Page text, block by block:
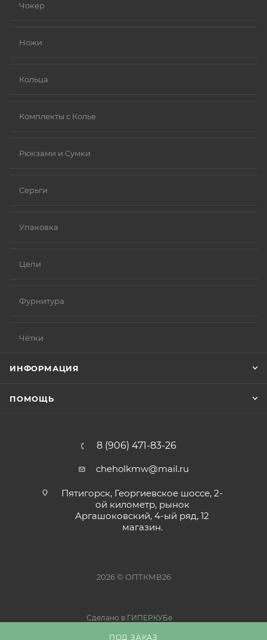
ПОД ЗАКАЗ
Чокер
Ножи
Кольца
Комплекты с Колье
Рюкзами и Сумки
Серьги
Упаковка
Цепи
Фурнитура
Чётки
ИНФОРМАЦИЯ
ПОМОЩЬ
8 (906) 471-83-26
cheholkmw@mail.ru
Пятигорск, Георгиевское шоссе, 2-
ой километр, рынок
Аргашоковский, 4-ый ряд, 12
магазин.
2026 © ОПТКМВ26
Сделано в ГИПЕРКУБе